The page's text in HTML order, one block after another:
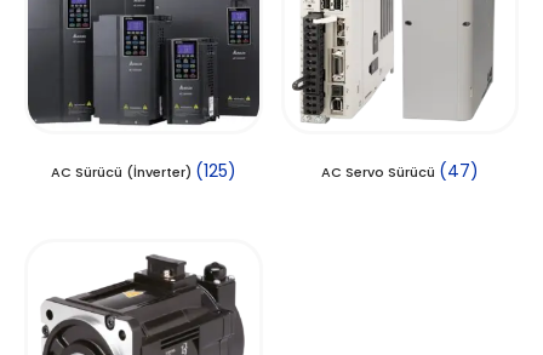
AC Sürücü (İnverter) (125) AC Servo Sürücü (47)